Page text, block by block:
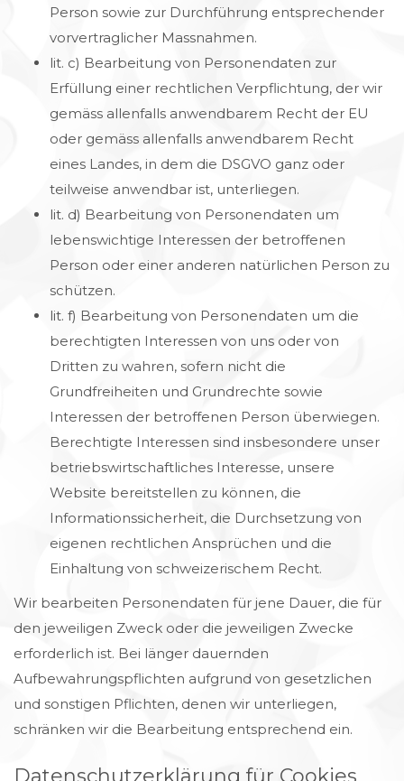
Person sowie zur Durchführung entsprechender
vorvertraglicher Massnahmen.
lit. c) Bearbeitung von Personendaten zur
Erfüllung einer rechtlichen Verpflichtung, der wir
gemäss allenfalls anwendbarem Recht der EU
oder gemäss allenfalls anwendbarem Recht
eines Landes, in dem die DSGVO ganz oder
teilweise anwendbar ist, unterliegen.
lit. d) Bearbeitung von Personendaten um
lebenswichtige Interessen der betroffenen
Person oder einer anderen natürlichen Person zu
schützen.
lit. f) Bearbeitung von Personendaten um die
berechtigten Interessen von uns oder von
Dritten zu wahren, sofern nicht die
Grundfreiheiten und Grundrechte sowie
Interessen der betroffenen Person überwiegen.
Berechtigte Interessen sind insbesondere unser
betriebswirtschaftliches Interesse, unsere
Website bereitstellen zu können, die
Informationssicherheit, die Durchsetzung von
eigenen rechtlichen Ansprüchen und die
Einhaltung von schweizerischem Recht.
Wir bearbeiten Personendaten für jene Dauer, die für
den jeweiligen Zweck oder die jeweiligen Zwecke
erforderlich ist. Bei länger dauernden
Aufbewahrungspflichten aufgrund von gesetzlichen
und sonstigen Pflichten, denen wir unterliegen,
schränken wir die Bearbeitung entsprechend ein.
Datenschutzerklärung für Cookies